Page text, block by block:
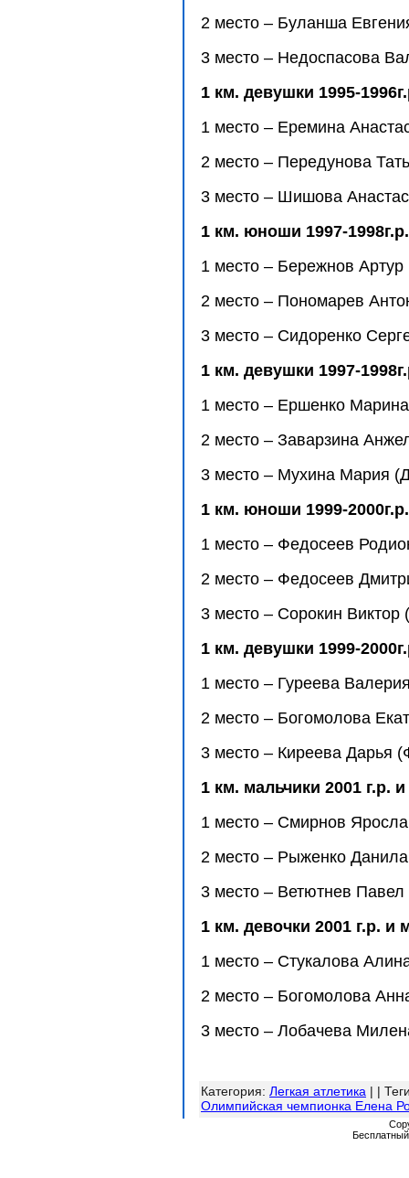
2 место – Буланша
3 место – Недоспасова
1 км. девушки 1995-
1 место – Еремина
2 место – Передунова
3 место – Шишова
1 км. юноши 1997-1998г.р.
1 место – Бережнов
2 место – Пономарев
3 место – Сидоренко
1 км. девушки 1997-
1 место – Ершенко
2 место – Заварзина
3 место – Мухина Мария
1 км. юноши 1999-2000г.р.
1 место – Федосеев
2 место – Федосеев
3 место – Сорокин Виктор
1 км. девушки 1999-
1 место – Гуреева
2 место – Богомолова
3 место – Киреева Дарья
1 км. мальчики 2001 г.р.
1 место – Смирнов
2 место – Рыженко
3 место – Ветютнев
1 км. девочки 2001 г.р. и
1 место – Стукалова
2 место – Богомолова
3 место – Лобачева
Категория: Легкая атлетика | |
Олимпийская чемпионка Елена